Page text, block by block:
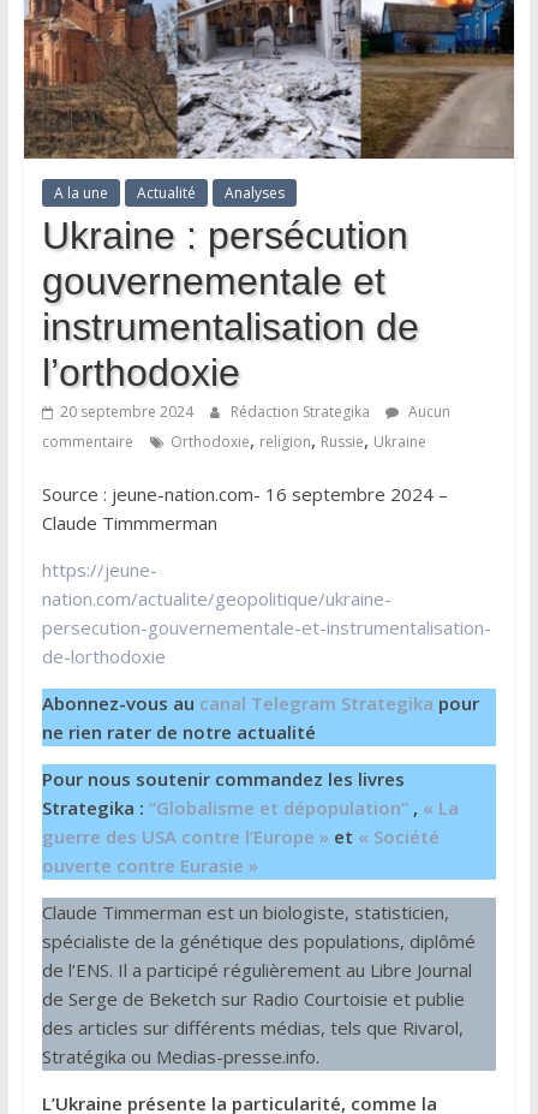
A la une Actualité Analyses
Ukraine : persécution
gouvernementale et
instrumentalisation de
l’orthodoxie
20 septembre 2024 Rédaction Strategika
Aucun
commentaire
Orthodoxie, religion, Russie, Ukraine
Source : jeune-nation.com- 16 septembre 2024 –
Claude Timmmerman
https://jeune-
nation.com/actualite/geopolitique/ukraine-
persecution-gouvernementale-et-instrumentalisation-
de-lorthodoxie
Abonnez-vous au canal Telegram Strategika pour
ne rien rater de notre actualité
Pour nous soutenir commandez les livres
Strategika : “Globalisme et dépopulation”, « La
guerre des USA contre l’Europe » et « Société
ouverte contre Eurasie »
Claude Timmerman est un biologiste, statisticien,
spécialiste de la génétique des populations, diplômé
de l’ENS. Il a participé régulièrement au Libre Journal
de Serge de Beketch sur Radio Courtoisie et publie
des articles sur différents médias, tels que Rivarol,
Stratégika ou Medias-presse.info.
L’Ukraine présente la particularité, comme la